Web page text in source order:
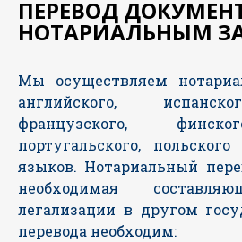
ПЕРЕВОД
НОТАРИАЛЬНЫМ
Мы осуществляем
английского,
французского,
португальского,
языков. Нотариальный
необходимая
легализации в другом
перевода необходим: